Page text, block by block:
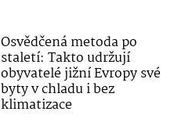
Osvědčená metoda po
staletí: Takto udržují
obyvatelé jižní Evropy své
byty v chladu i bez
klimatizace